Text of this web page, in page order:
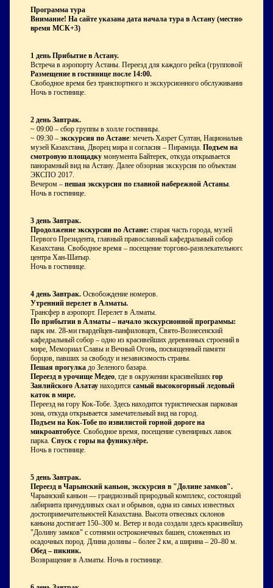
Программа тура
Внимание! На сайте указана дата начала тура в Астану (местное
время МСК+3)
1 день Прибытие в Астану.
Встреча в аэропорту Астаны. Переезд для каждого рейса (групповой).
Размещение в гостинице после 14:00.
Свободное время без транспортного и экскурсионного обслуживания.
Ночь в гостинице.
2 день Завтрак.
~ 09:00 – сбор группы в холле гостиницы.
~ 09:30 – экскурсия по Астане: мечеть Хазрет Султан, Национальный
музей Казахстана, Дворец мира и согласия – Пирамида. Подъем на
смотровую площадку монумента Байтерек, откуда открывается
панорамный вид на Астану. Далее обзорная экскурсия по объектам
ЭКСПО 2017.
Вечером – пешая экскурсия по главной набережной Астаны
Ночь в гостинице.
3 день Завтрак.
Продолжение экскурсии по Астане: старая часть города, музей
Первого Президента, главный православный кафедральный собор
Казахстана. Свободное время – посещение торгово-развлекательного
центра Хан-Шатыр.
Ночь в гостинице.
4 день Завтрак. Освобождение номеров.
Утренний перелет в Алматы.
Трансфер в аэропорт. Перелет в Алматы.
По прибытии в Алматы – начало экскурсионной программы:
парк им. 28-ми гвардейцев-панфиловцев, Свято-Вознесенский
кафедральный собор – одно из красивейших деревянных строений в
мире, Мемориал Славы и Вечный Огонь, посвященный памяти
борцов, павших за свободу и независимость страны.
Пешая прогулка до Зеленого базара.
Переезд в урочище Медео , где в окружении красивейших гор
Заилийского Алатау находится самый высокогорный ледовый
каток в мире.
Переезд на гору Кок-Тобе. Здесь находится туристическая парковая
зона, откуда открывается замечательный вид на город.
Подъем на Кок-Тобе по извилистой горной дороге на
микроавтобусе . Свободное время, посещение сувенирных лавок
парка. Спуск с горы на фуникулёре.
Ночь в гостинице.
5 день Завтрак.
Переезд в Чарынский каньон, экскурсия в "Долине замков".
Чарынский каньон — грандиозный природный комплекс, состоящий из
лабиринта причудливых скал и обрывов, одна из самых известных
достопримечательностей Казахстана. Высота отвесных склонов
каньона достигает 150–300 м. Ветер и вода создали здесь красивейшую
"Долину замков" с сотнями остроконечных башен, сложенных из
осадочных пород. Длина долины – более 2 км, а ширина – 20–80 м.
Обед – пикник.
Возвращение в Алматы. Ночь в гостинице.